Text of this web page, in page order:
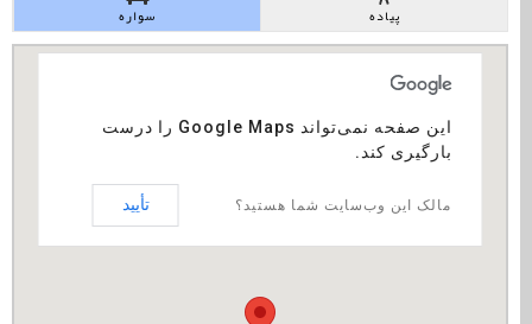
سواره پیاده
‏‫این صفحه نمی‌تواند Google Maps را درست
بارگیری کند.
مالک این وب‌سایت شما هستید؟ تأیید